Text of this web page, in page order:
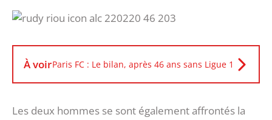
À voirParis FC : Le bilan, après 46 ans sans Ligue 1
Les deux hommes se sont également affrontés la